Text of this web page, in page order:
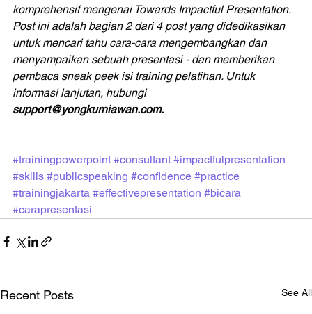
komprehensif mengenai Towards Impactful Presentation.
Post ini adalah bagian 2 dari 4 post yang didedikasikan
untuk mencari tahu cara-cara mengembangkan dan
menyampaikan sebuah presentasi - dan memberikan
pembaca sneak peek isi training pelatihan. Untuk
informasi lanjutan, hubungi
support@yongkurniawan.com.​
#trainingpowerpoint #consultant #impactfulpresentation
#skills #publicspeaking #confidence #practice
#trainingjakarta #effectivepresentation #bicara
#carapresentasi
Recent Posts See All